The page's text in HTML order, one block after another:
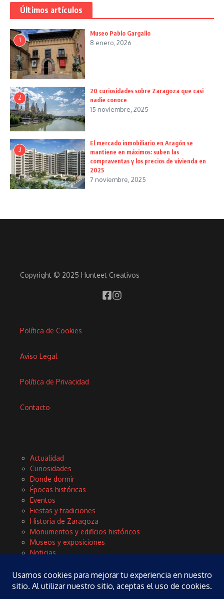
Últimos artículos
1
Museo Pablo Gargallo
8 enero, 2026
2
20 curiosidades sobre Zaragoza que casi
nadie conoce
15 noviembre, 2025
3
El mercado inmobiliario en Aragón se
mantiene en máximos: suben las
compraventas y los precios de vivienda en
2025
7 noviembre, 2025
Copyright © 2025 Hunteet Creativos
Política de Cookies
Aviso Legal
Política de Privacidad
Contacto
Actualidad
Curiosidades
Donde dormir
Épocas históricas
Eventos
Fiestas y tradiciones
Historia de Zaragoza
Monumentos y edificios históricos
Museos y exposiciones
Noticias
Rinconces con encanto
Tours y excursiones